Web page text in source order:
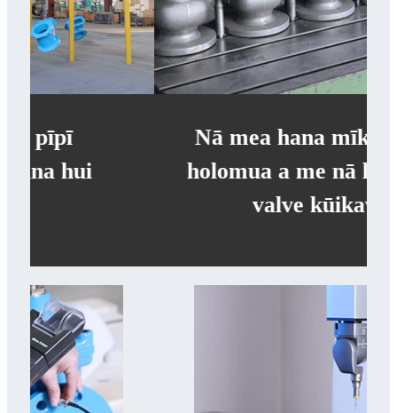
Nā mea hana mīkini CNC
holomua a me nā lako hana